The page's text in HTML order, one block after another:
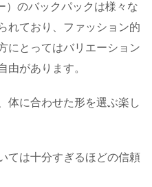
）のバックパックは様々な
れており、ファッション的
にとってはバリエーション
があります。
体に合わせた形を選ぶ楽し
ては十分すぎるほどの信頼